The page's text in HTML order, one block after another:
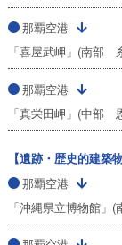
那覇空港
「喜屋武岬」(南部
那覇空港
「真栄田岬」(中部
【遺跡・歴史的建築
那覇空港
「沖縄県立博物館